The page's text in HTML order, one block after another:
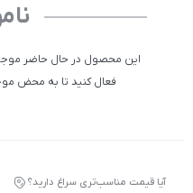
این محصول در حال حاضر
فعال کنید تا به محض
آیا قیمت مناسب‌تری سراغ دارید؟